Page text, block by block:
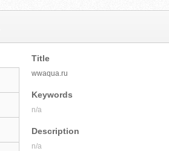
Title
wwaqua.ru
Keywords
n/a
Description
n/a